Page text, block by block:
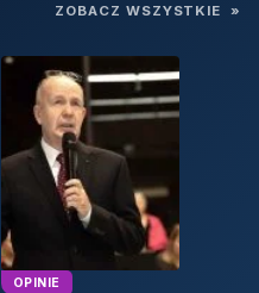
ZOBACZ WSZYSTKIE »
OPINIE